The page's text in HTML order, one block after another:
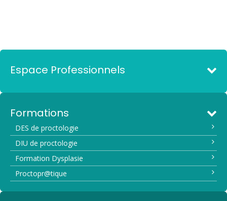
Espace Professionnels
Formations
DES de proctologie
DIU de proctologie
Formation Dysplasie
Proctopr@tique